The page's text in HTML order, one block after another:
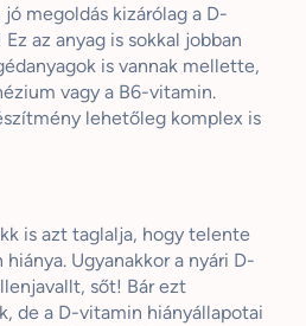
megoldás kizárólag a D-
az anyag is sokkal jobban
is vannak mellette,
vagy a B6-vitamin.
lehetőleg komplex is
is azt taglalja, hogy telente
Ugyanakkor a nyári D-
sőt! Bár ezt
de a D-vitamin hiányállapotai